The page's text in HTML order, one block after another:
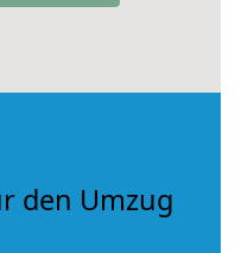
den Umzug